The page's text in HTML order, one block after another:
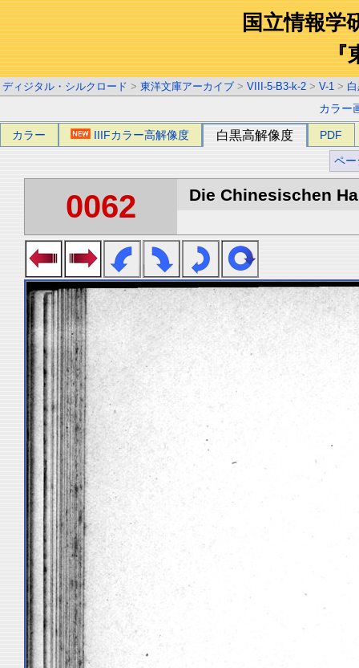
国立情報学
『
ディジタル・シルクロード > 東洋文庫アーカイブ > VIII-5-B3-k-2 > V-1 >
カラー
カラー IIIFカラー高解像度 白黒高解像度 PDF
ペー
0062 Die Chinesischen